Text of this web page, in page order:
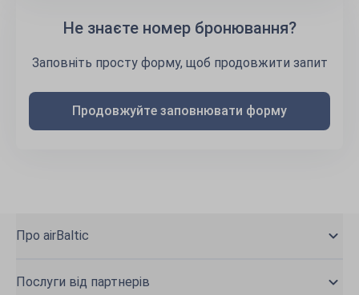
Не знаєте номер бронювання?
Заповніть просту форму, щоб продовжити запит
Продовжуйте заповнювати форму
Про airBaltic
Послуги від партнерів